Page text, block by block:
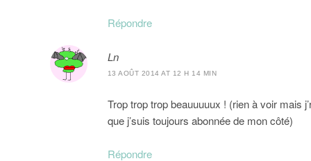
Répondre
Ln
13 AOÛT 2014 AT 12 H 14 MIN
Trop trop trop beauuuuux ! (rien à voir mais
que j’suis toujours abonnée de mon côté)
Répondre